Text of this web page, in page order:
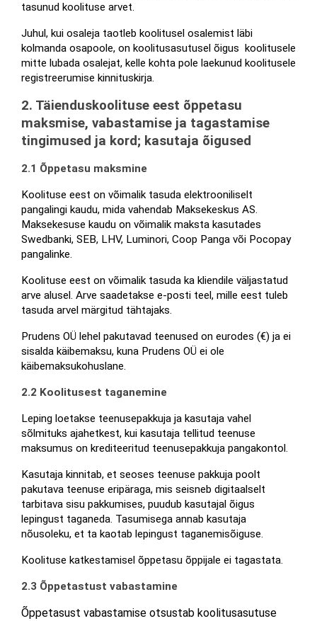
tasunud koolituse arvet.
Juhul, kui osaleja taotleb koolitusel osalemist läbi
kolmanda osapoole, on koolitusasutusel õigus  koolitusele
mitte lubada osalejat, kelle kohta pole laekunud koolitusele
registreerumise kinnituskirja.
2. Täienduskoolituse eest õppetasu
maksmise, vabastamise ja tagastamise
tingimused ja kord; kasutaja õigused
2.1 Õppetasu maksmine
Koolituse eest on võimalik tasuda elektrooniliselt
pangalingi kaudu, mida vahendab Maksekeskus AS.
Maksekesuse kaudu on võimalik maksta kasutades
Swedbanki, SEB, LHV, Luminori, Coop Panga või Pocopay
pangalinke.
Koolituse eest on võimalik tasuda ka kliendile väljastatud
arve alusel. Arve saadetakse e-posti teel, mille eest tuleb
tasuda arvel märgitud tähtajaks.
Prudens OÜ lehel pakutavad teenused on eurodes (€) ja ei
sisalda käibemaksu, kuna Prudens OÜ ei ole
käibemaksukohuslane.
2.2 Koolitusest taganemine
Leping loetakse teenusepakkuja ja kasutaja vahel
sõlmituks ajahetkest, kui kasutaja tellitud teenuse
maksumus on krediteeritud teenusepakkuja pangakontol.
Kasutaja kinnitab, et seoses teenuse pakkuja poolt
pakutava teenuse eripäraga, mis seisneb digitaalselt
tarbitava sisu pakkumises, puudub kasutajal õigus
lepingust taganeda. Tasumisega annab kasutaja
nõusoleku, et ta kaotab lepingust taganemisõiguse.
Koolituse katkestamisel õppetasu õppijale ei tagastata.
2.3 Õppetastust vabastamine
Õppetasust vabastamise otsustab koolitusasutuse